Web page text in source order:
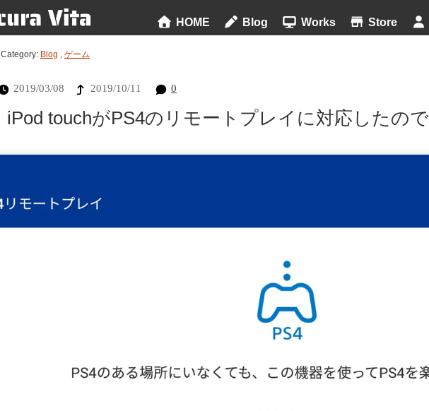
HOME Blog Works Store
Category: Blog , ゲーム
2019/03/08 2019/10/11 0
iPod touchがPS4のリモートプレイに対応したの